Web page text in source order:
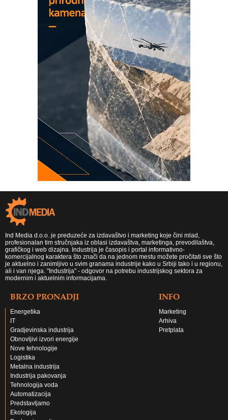
Ind Media d.o.o. je preduzeće za izdavaštvo i marketing koje čini mlad,
profesionalan tim stručnjaka iz oblasi izdavaštva, marketinga, prevodilaštva,
grafičkog i web dizajna. Industrija je časopis i portal informativno-
komercijalnog karaktera što znači da na jednom mestu možete pročitati sve što
je aktuelno i zanimljivo u svim granama industrije kako u Srbiji tako i u regionu,
ali i van njega. "Industrija" - odgovor na potrebu industrijskog sektora za
modernim i aktuelnim informacijama.
BRZO PRONADJI
Energetika
IT
Gradjevinska industrija
Obnovljivi izvori energije
Nove tehnologije
Logistika
Metalna industrija
Industrija pakovanja
Tehnologija voda
Automatizacija
Predstavljamo
Ekologija
INFO
Marketing
Arhiva
Pretplata